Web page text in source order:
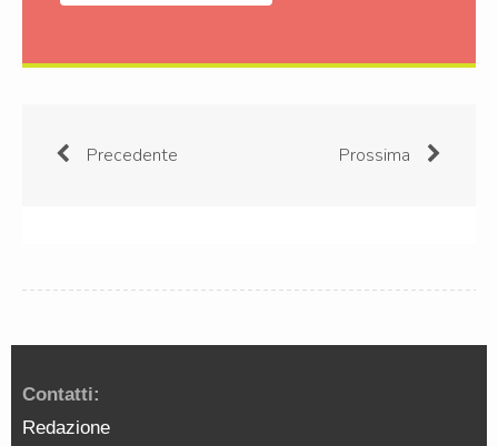
Precedente Prossima
Contatti:
Redazione